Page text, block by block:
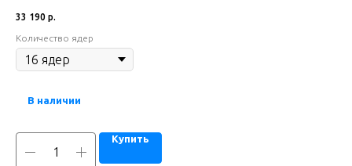
33 190 р.
Количество ядер
В наличии
Купить